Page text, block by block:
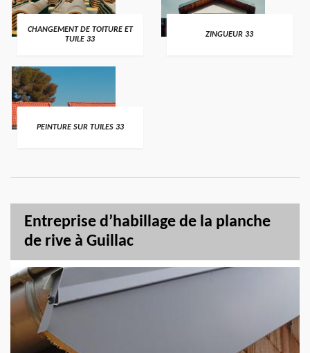
CHANGEMENT DE TOITURE ET
TUILE 33
ZINGUEUR 33
PEINTURE SUR TUILES 33
Entreprise d’habillage de la planche
de rive à Guillac